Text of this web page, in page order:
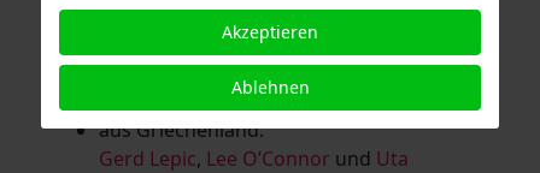
Lanzl,Heidrun MalComes,Christa Mayer-
Guntram Prochaska
Schaub,Vera Schaub,Birgit Schweimler &
Serge DevadderundRolf Thärichen
aus Griechenland:
Gerd Lepic, Lee O’Connor und Uta
Akzeptieren
Ablehnen